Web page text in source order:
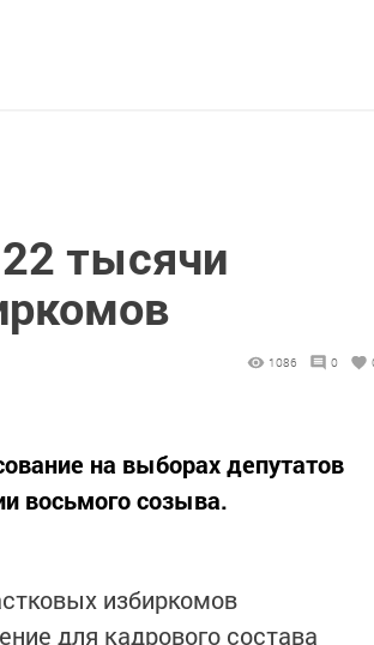
тысячи
1086 0
на выборах депутатов
восьмого созыва.
избиркомов
для кадрового состава